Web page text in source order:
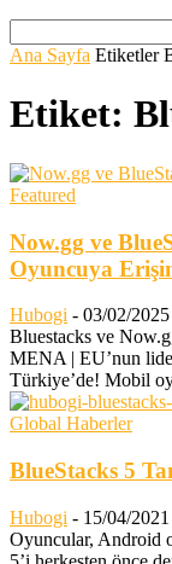
Ana Sayfa Etiketler
Etiket:
Featured
Now.gg ve
Oyuncuya
Hubogi - 03/02/2025
Bluestacks ve
MENA | EU’nun
Türkiye’de! Mobil
Global Haberler
BlueStacks 5
Hubogi - 15/04/2021
Oyuncular, Android